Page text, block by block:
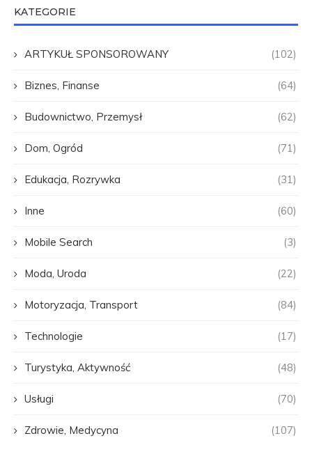
KATEGORIE
ARTYKUŁ SPONSOROWANY (102)
Biznes, Finanse (64)
Budownictwo, Przemysł (62)
Dom, Ogród (71)
Edukacja, Rozrywka (31)
Inne (60)
Mobile Search (3)
Moda, Uroda (22)
Motoryzacja, Transport (84)
Technologie (17)
Turystyka, Aktywność (48)
Usługi (70)
Zdrowie, Medycyna (107)